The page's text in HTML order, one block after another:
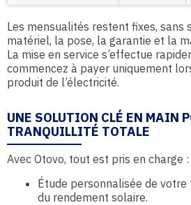
Les mensualités restent fixes, sans
matériel, la pose, la garantie et la
La mise en service s’effectue
commencez à payer uniquement
produit de l’électricité.
UNE SOLUTION CLÉ EN MAIN
TRANQUILLITÉ TOTALE
Avec Otovo, tout est pris en charge :
Étude personnalisée de
du rendement solaire.